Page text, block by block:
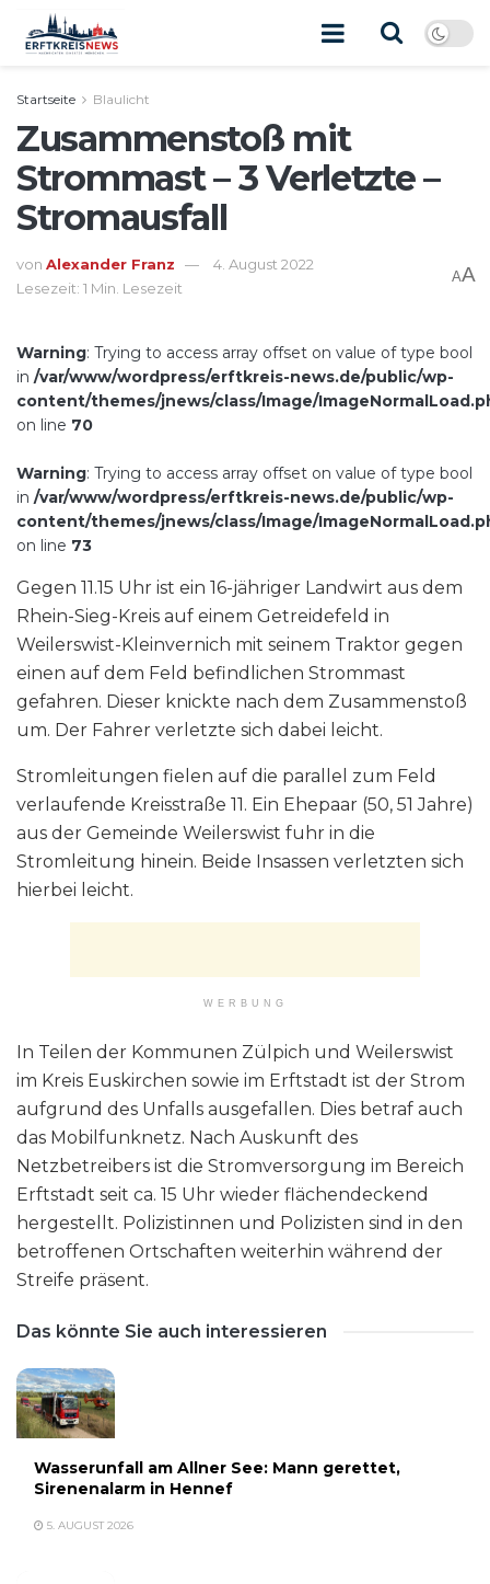
Startseite Blaulicht
Zusammenstoß mit
Strommast – 3 Verletzte –
Stromausfall
von Alexander Franz
4. August 2022
Lesezeit: 1 Min. Lesezeit
AA
Warning: Trying to access array offset on value of type bool
in /var/www/wordpress/erftkreis-news.de/public/wp-
content/themes/jnews/class/Image/
on line 70
Warning: Trying to access array offset on value of type bool
in /var/www/wordpress/erftkreis-news.de/public/wp-
content/themes/jnews/class/Image/
on line 73
Gegen 11.15 Uhr ist ein 16-jähriger Landwirt aus dem
Rhein-Sieg-Kreis auf einem Getreidefeld in
Weilerswist-Kleinvernich mit seinem Traktor gegen
einen auf dem Feld befindlichen Strommast
gefahren. Dieser knickte nach dem Zusammenstoß
um. Der Fahrer verletzte sich dabei leicht.
Stromleitungen fielen auf die parallel zum Feld
verlaufende Kreisstraße 11. Ein Ehepaar (50, 51 Jahre)
aus der Gemeinde Weilerswist fuhr in die
Stromleitung hinein. Beide Insassen verletzten sich
hierbei leicht.
WERBUNG
In Teilen der Kommunen Zülpich und Weilerswist
im Kreis Euskirchen sowie im Erftstadt ist der Strom
aufgrund des Unfalls ausgefallen. Dies betraf auch
das Mobilfunknetz. Nach Auskunft des
Netzbetreibers ist die Stromversorgung im Bereich
Erftstadt seit ca. 15 Uhr wieder flächendeckend
hergestellt. Polizistinnen und Polizisten sind in den
betroffenen Ortschaften weiterhin während der
Streife präsent.
Das könnte Sie auch interessieren
Wasserunfall am Allner See: Mann gerettet,
Sirenenalarm in Hennef
5. AUGUST 2026